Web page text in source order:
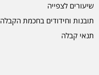
שיעורים לצפייה
תובנות וחידודים בחכמת הקבלה
תנאי קבלה